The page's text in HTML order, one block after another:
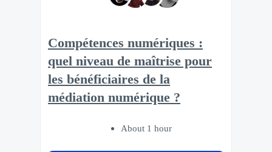
Compétences numériques :
quel niveau de maîtrise pour
les bénéficiaires de la
médiation numérique ?
About 1 hour